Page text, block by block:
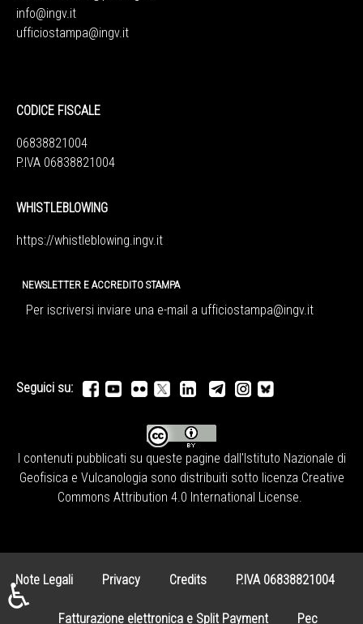
info@ingv.it
ufficiostampa@ingv.it
CODICE FISCALE
06838821004
P.IVA 06838821004
WHISTLEBLOWING
https://whistleblowing.ingv.it
NEWSLETTER E ACCREDITO STAMPA
Per iscriversi inviare una e-mail a ufficiostampa@ingv.it
Seguici su:
I contenuti pubblicati su queste pagine dall'Istituto Nazionale di
Geofisica e Vulcanologia sono distribuiti sotto licenza Creative
Commons Attribution 4.0 International License.
Note Legali Privacy Credits P.IVA 06838821004
Fatturazione elettronica e Split Payment Pec